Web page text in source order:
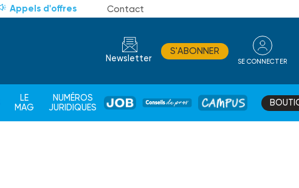
Appels d'offres Contact
Newsletter
S'ABONNER
SE CONNECTER
LE
MAG
NUMÉROS
JURIDIQUES
JOB
DE
CAMPUS